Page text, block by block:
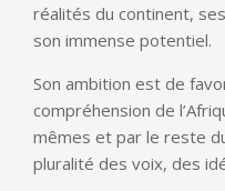
réalités du continent,
son immense potentiel.
Son ambition est de
compréhension de
mêmes et par le reste
pluralité des voix, des